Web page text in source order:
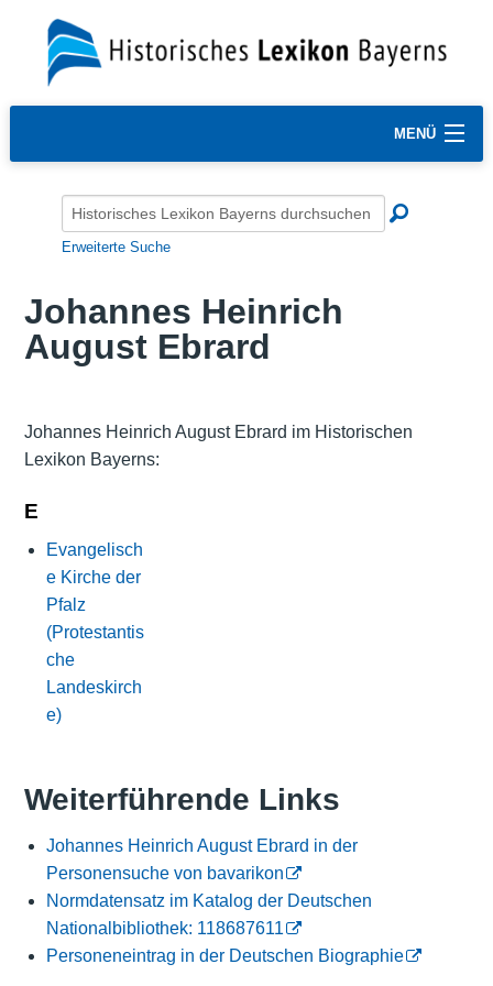
MENÜ
Erweiterte Suche
Johannes Heinrich
August Ebrard
Johannes Heinrich August Ebrard im Historischen
Lexikon Bayerns:
E
Evangelisch
e Kirche der
Pfalz
(Protestantis
che
Landeskirch
e)
Weiterführende Links
Johannes Heinrich August Ebrard in der
Personensuche von bavarikon
Normdatensatz im Katalog der Deutschen
Nationalbibliothek: 118687611
Personeneintrag in der Deutschen Biographie